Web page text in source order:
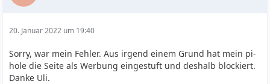
20. Januar 2022 um 19:40
Sorry, war mein Fehler. Aus irgend einem Grund hat mein pi-
hole die Seite als Werbung eingestuft und deshalb blockiert.
Danke Uli.